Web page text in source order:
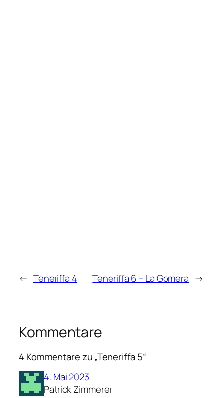
← Teneriffa 4 Teneriffa 6 – La Gomera →
Kommentare
4 Kommentare zu „Teneriffa 5“
4. Mai 2023
Patrick Zimmerer